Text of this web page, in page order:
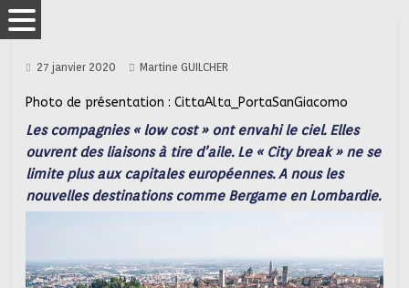
27 janvier 2020 Martine GUILCHER
Photo de présentation : CittaAlta_PortaSanGiacomo
Les compagnies « low cost » ont envahi le ciel. Elles
ouvrent des liaisons à tire d’aile. Le « City break » ne se
limite plus aux capitales européennes. A nous les
nouvelles destinations comme Bergame en Lombardie.